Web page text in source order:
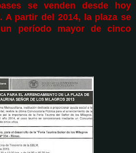
se venden desde hoy
A partir del 2014, la plaza se
período mayor de cinco